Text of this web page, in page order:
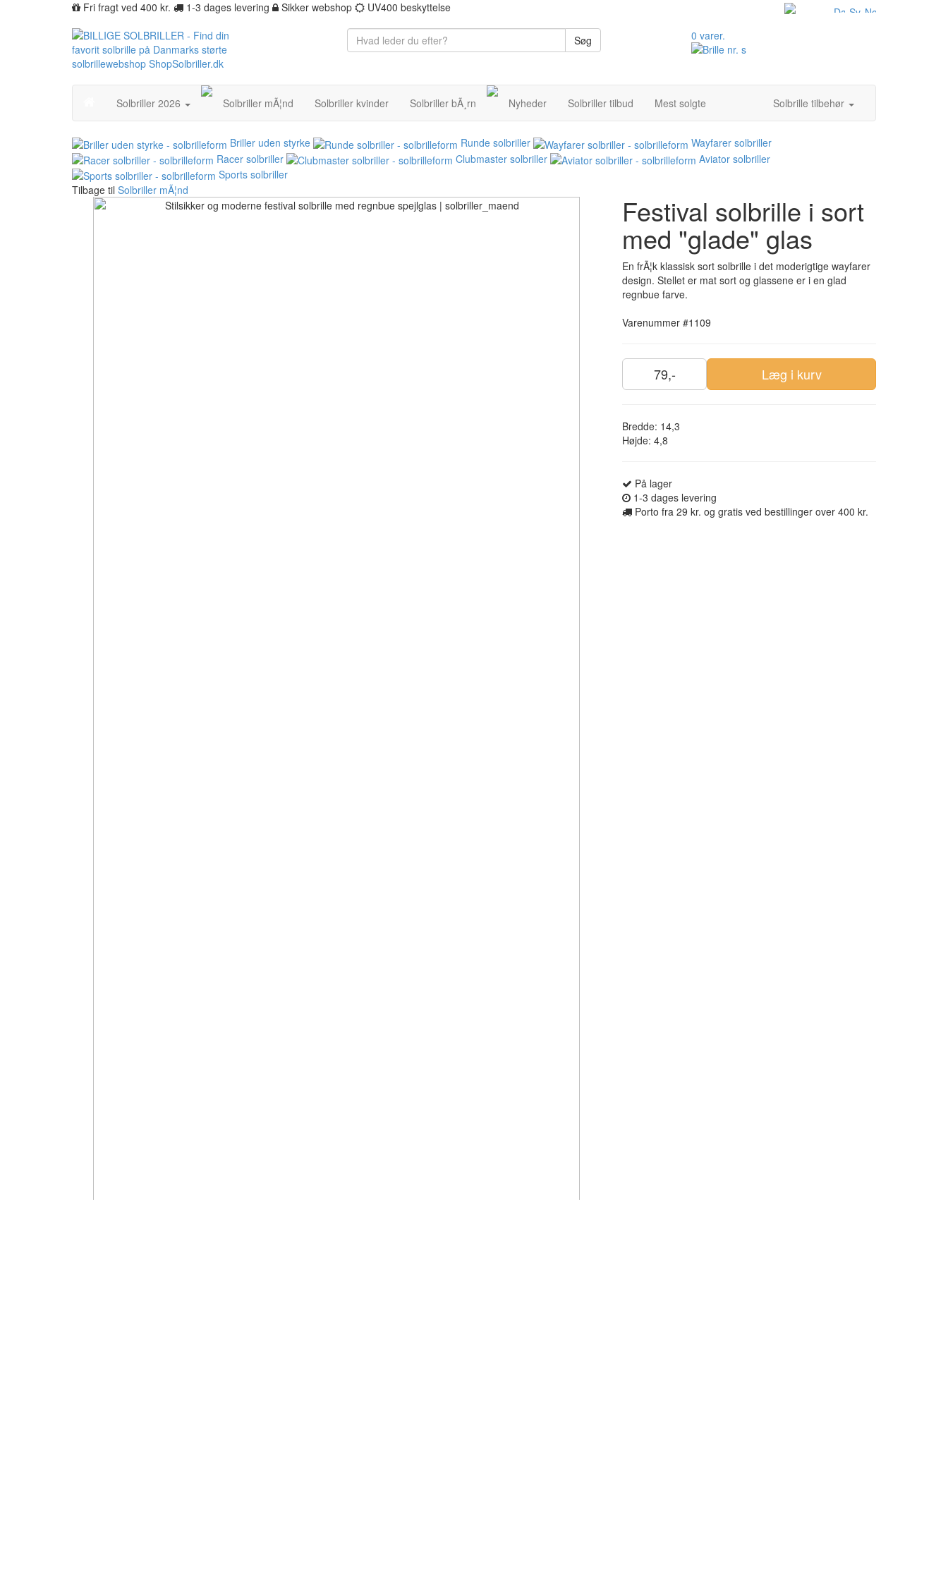
Fri fragt ved 400 kr. 1-3 dages levering Sikker webshop UV400 beskyttelse
Søg 0 varer.
Solbriller 2026 Solbriller mÃ¦nd Solbriller kvinder Solbriller bÃ¸rn Nyheder Solbriller tilbud Mest solgte Solbrille tilbehør
Briller uden styrke Runde solbriller
Wayfarer solbriller
Racer solbriller
Clubmaster solbriller
Aviator solbriller
Sports solbriller
Tilbage til Solbriller mÃ¦nd
Festival solbrille i sort
med "glade" glas
En frÃ¦k klassisk sort solbrille i det moderigtige wayfarer
design. Stellet er mat sort og glassene er i en glad
regnbue farve.
Varenummer #1109
79,- Læg i kurv
Bredde: 14,3
Højde: 4,8
På lager
1-3 dages levering
Porto fra 29 kr. og gratis ved bestillinger over 400 kr.